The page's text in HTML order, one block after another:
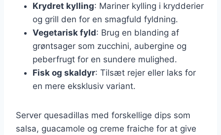
Krydret kylling: Mariner kylling i krydderier
og grill den for en smagfuld fyldning.
Vegetarisk fyld: Brug en blanding af
grøntsager som zucchini, aubergine og
peberfrugt for en sundere mulighed.
Fisk og skaldyr: Tilsæt rejer eller laks for
en mere eksklusiv variant.
Server quesadillas med forskellige dips som
salsa, guacamole og creme fraiche for at give